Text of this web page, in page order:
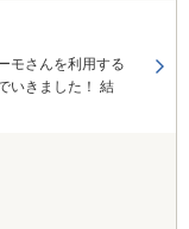
モさんを利用する
いきました！ 結